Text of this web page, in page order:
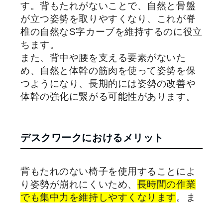
す。背もたれがないことで、自然と骨盤
が立つ姿勢を取りやすくなり、これが脊
椎の自然なS字カーブを維持するのに役立
ちます。
また、背中や腰を支える要素がないた
め、自然と体幹の筋肉を使って姿勢を保
つようになり、長期的には姿勢の改善や
体幹の強化に繋がる可能性があります。
デスクワークにおけるメリット
背もたれのない椅子を使用することによ
り姿勢が崩れにくいため、 長時間の作業
でも集中力を維持しやすくなります。ま